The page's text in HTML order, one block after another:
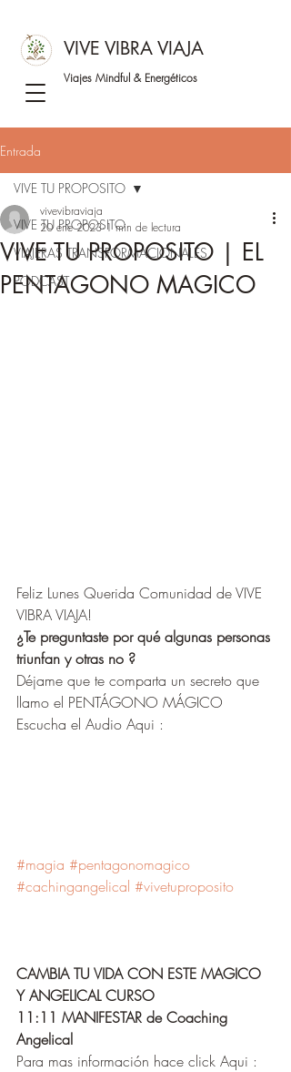
VIVE VIBRA VIAJA
Viajes Mindful & Energéticos
Entrada
VIVE TU PROPOSITO
VIAJERAS TRANSFORMACIONALES
PODCAST
VIVE TU PROPOSITO
VIVE TU PROPOSITO | EL
PENTAGONO MAGICO
vivevibraviaja
20 ene 2023 1 min de lectura
Feliz Lunes Querida Comunidad de VIVE
VIBRA VIAJA!
¿Te preguntaste por qué algunas personas
triunfan y otras no ?
Déjame que te comparta un secreto que
llamo el PENTÁGONO MÁGICO
Escucha el Audio Aqui :
#magia #pentagonomagico
#cachingangelical #vivetuproposito
CAMBIA TU VIDA CON ESTE MAGICO
Y ANGELICAL CURSO
11:11 MANIFESTAR de Coaching
Angelical
Para mas información hace click Aqui :